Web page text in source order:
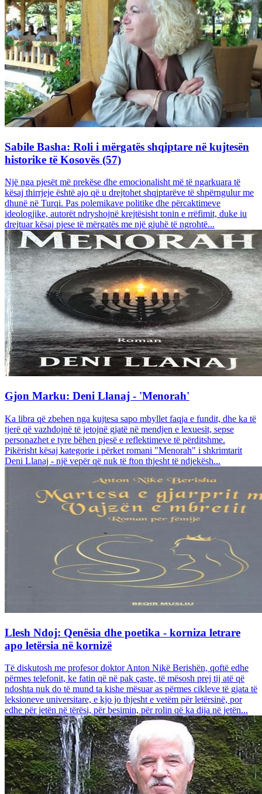
Sabile Basha: Roli i mërgatës shqiptare në kujtesën
historike të Kosovës (57)
Një nga pjesët më prekëse dhe emocionalisht më të ngarkuara të
kësaj thirrjeje është ajo që u drejtohet shqiptarëve të shpërngulur me
dhunë në Turqi. Pas polemikave politike dhe përcaktimeve
ideologjike, autorët ndryshojnë krejtësisht tonin e rrëfimit, duke iu
drejtuar kësaj pjese të mërgatës me një gjuhë të ngrohtë...
Gjon Marku: Deni Llanaj - 'Menorah'
Ka libra që zbehen nga kujtesa sapo mbyllet faqja e fundit, dhe ka të
tjerë që vazhdojnë të jetojnë gjatë në mendjen e lexuesit, sepse
personazhet e tyre bëhen pjesë e reflektimeve të përditshme.
Pikërisht kësaj kategorie i përket romani "Menorah" i shkrimtarit
Deni Llanaj - një vepër që nuk të fton thjesht të ndjekësh...
Llesh Ndoj: Qenësia dhe poetika - korniza letrare
apo letërsia në kornizë
Të diskutosh me profesor doktor Anton Nikë Berishën, qoftë edhe
përmes telefonit, ke fatin që në pak çaste, të mësosh prej tij atë që
ndoshta nuk do të mund ta kishe mësuar as përmes cikleve të gjata të
leksioneve universitare, e kjo jo thjesht e vetëm për letërsinë, por
edhe për jetën në tërësi, për besimin, për rolin që ka dija në jetën...